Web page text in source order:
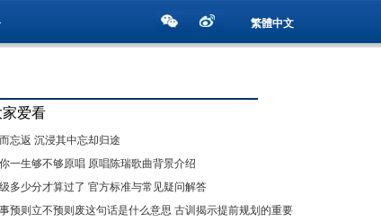
繁體中文
家爱看
忘返 沉浸其中忘却归途
一生够不够原唱 原唱陈瑞歌曲背景介绍
多少分才算过了 官方标准与常见疑问解答
预则立不预则废这句话是什么意思 古训揭示提前规划的重要